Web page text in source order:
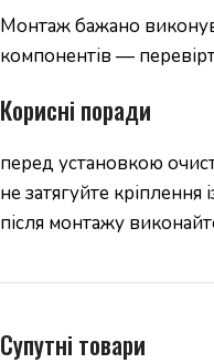
Монтаж бажано
компонентів —
Корисні поради
перед установкою
не затягуйте
після монтажу
Супутні товари